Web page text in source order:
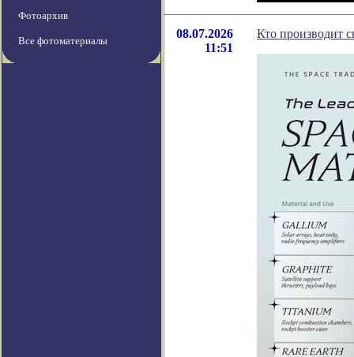
Фотоархив
Все фотоматериалы
08.07.2026
11:51
Кто производит